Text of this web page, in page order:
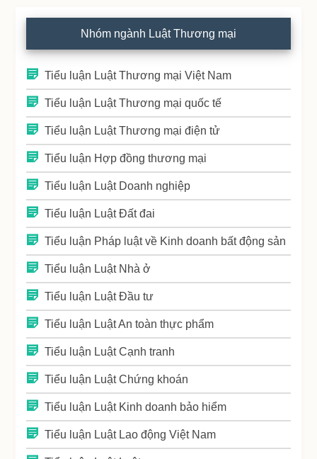
Nhóm ngành Luật Thương mại
Tiểu luận Luật Thương mại Việt Nam
Tiểu luận Luật Thương mại quốc tế
Tiểu luận Luật Thương mại điện tử
Tiểu luận Hợp đồng thương mại
Tiểu luận Luật Doanh nghiệp
Tiểu luận Luật Đất đai
Tiểu luận Pháp luật về Kinh doanh bất động sản
Tiểu luận Luật Nhà ở
Tiểu luận Luật Đầu tư
Tiểu luận Luật An toàn thực phẩm
Tiểu luận Luật Cạnh tranh
Tiểu luận Luật Chứng khoán
Tiểu luận Luật Kinh doanh bảo hiểm
Tiểu luận Luật Lao động Việt Nam